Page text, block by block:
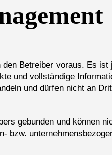
Betreiber voraus. Es ist
und vollständige
und dürfen nicht an
gebunden und können
bzw.